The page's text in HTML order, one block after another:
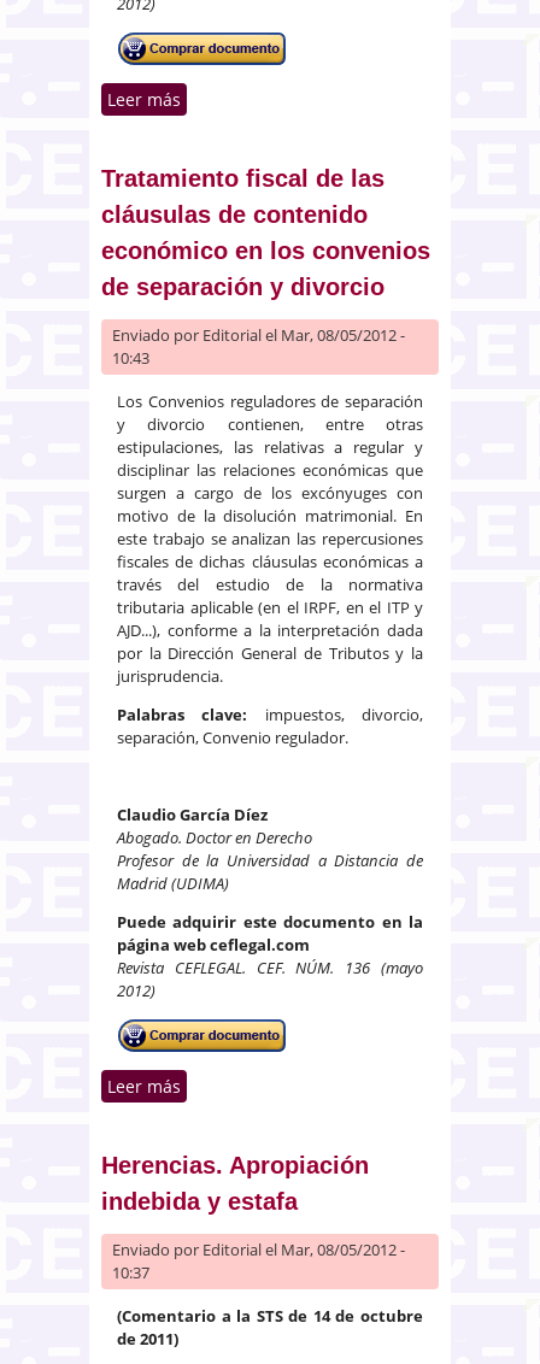
Leer más
evolución futura
Tratamiento fiscal de las
cláusulas de contenido
económico en los convenios
de separación y divorcio
Enviado por Editorialel Mar, 08/05/2012 -
10:43
Los Convenios reguladores de separación
y divorcio contienen, entre otras
estipulaciones, las relativas a regular y
disciplinar las relaciones económicas que
surgen a cargo de los excónyuges con
motivo de la disolución matrimonial. En
este trabajo se analizan las repercusiones
fiscales de dichas cláusulas económicas a
través del estudio de la normativa
tributaria aplicable (en el IRPF, en el ITP y
AJD...), conforme a la interpretación dada
por la Dirección General de Tributos y la
jurisprudencia.
Palabras clave: impuestos, divorcio,
separación, Convenio regulador.
Claudio García Díez
Abogado. Doctor en Derecho
Profesor de la Universidad a Distancia de
Madrid (UDIMA)
Puede adquirir este documento en la
página web ceflegal.com
Revista CEFLEGAL. CEF. NÚM. 136 (mayo
2012)
Leer más
separación y divorcio
Herencias. Apropiación
indebida y estafa
Enviado por Editorialel Mar, 08/05/2012 -
10:37
(Comentario a la STS de 14 de octubre
de 2011)